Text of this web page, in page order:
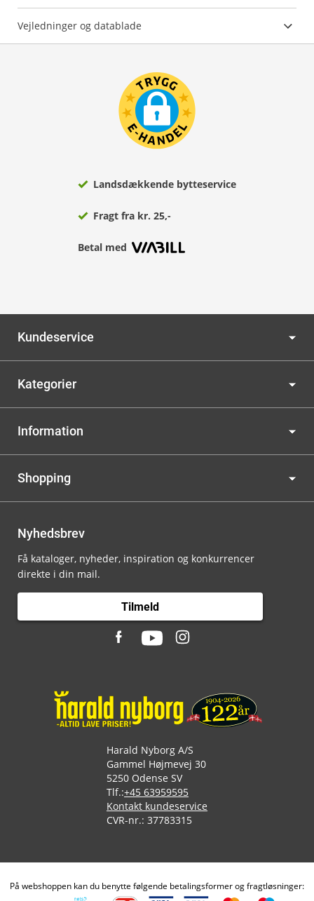
Vejledninger og datablade
Landsdækkende bytteservice
Fragt fra kr. 25,-
Betal med
Kundeservice
Kategorier
Information
Shopping
Nyhedsbrev
Få kataloger, nyheder, inspiration og konkurrencer
direkte i din mail.
Tilmeld
Harald Nyborg A/S
Gammel Højmevej 30
5250 Odense SV
Tlf.:+45 63959595
Kontakt kundeservice
CVR-nr.: 37783315
På webshoppen kan du benytte følgende betalingsformer og fragtløsninger: